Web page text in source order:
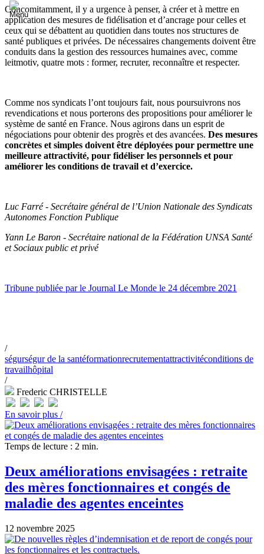
Concomitamment, il y a urgence à penser, à créer et à mettre en
application des mesures de fidélisation et d’ancrage pour celles et
ceux qui se débattent au quotidien dans toutes nos structures de
santé publiques et privées. De nécessaires changements doivent être
conduits dans la gestion des ressources humaines avec, comme
leitmotiv, quatre mots : former, recruter, reconnaître et respecter.
Comme nos syndicats l’ont toujours fait, nous poursuivrons nos
revendications et nous porterons des propositions pour améliorer le
système de santé en France. Nous agirons dans un esprit de
négociations pour obtenir des progrès et des avancées. Des mesures
concrètes et simples doivent être déployées pour permettre une
meilleure attractivité, pour fidéliser les personnels et pour
améliorer les conditions de travail et d’exercice.
Luc Farré - Secrétaire général de l’Union Nationale des Syndicats
Autonomes Fonction Publique
Yann Le Baron - Secrétaire national de la Fédération UNSA Santé
et Sociaux public et privé
Tribune publiée par le Journal Le Monde le 24 décembre 2021
/
ségurségur de la santéformationrecrutementattractivitéconditions de
travailhôpital
/
Frederic CHRISTELLE
En savoir plus /
Temps de lecture : 2 min.
Deux améliorations envisagées : retraite
des mères fonctionnaires et congés de
maladie des agentes enceintes
12 novembre 2025